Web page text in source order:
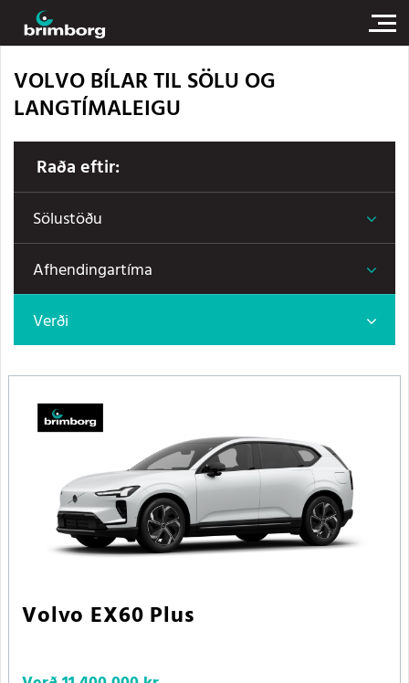
VOLVO BÍLAR TIL SÖLU OG
LANGTÍMALEIGU
Raða eftir:
Sölustöðu
Afhendingartíma
Verði
Volvo EX60 Plus